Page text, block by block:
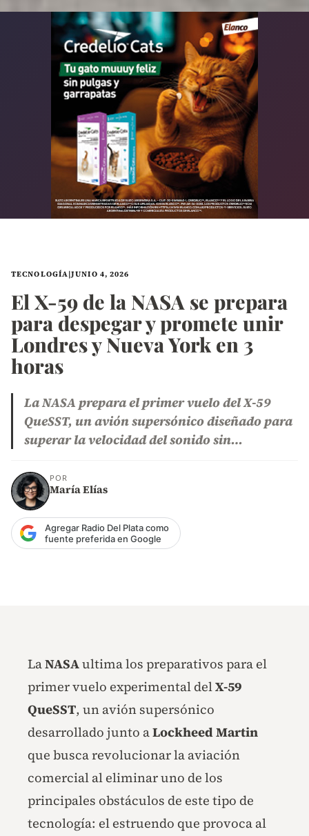
TECNOLOGÍA|JUNIO 4, 2026
El X-59 de la NASA se prepara
para despegar y promete unir
Londres y Nueva York en 3
horas
La NASA prepara el primer vuelo del X-59
QueSST, un avión supersónico diseñado para
superar la velocidad del sonido sin…
POR
María Elías
Agregar Radio Del Plata como
fuente preferida en Google
LaNASAultima los preparativos para el
primer vuelo experimental delX-59
QueSST, un avión supersónico
desarrollado junto aLockheed Martin
que busca revolucionar la aviación
comercial al eliminar uno de los
principales obstáculos de este tipo de
tecnología: el estruendo que provoca al